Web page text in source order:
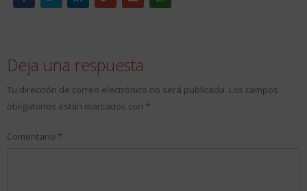
Deja una respuesta
Tu dirección de correo electrónico no será publicada. Los campos
obligatorios están marcados con *
Comentario *